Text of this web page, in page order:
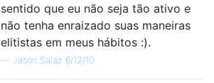
sentido que eu não seja tão ativo e
não tenha enraizado suas maneiras
elitistas em meus hábitos :).
— Jason Salaz 6/12/10